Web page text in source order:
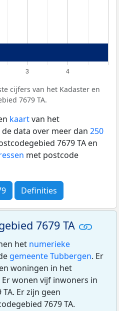
3 4
cijfers van het Kadaster en
7679 TA.
kaartvan het
data over meer dan 250
7679 TA en
met postcode
Definities
7679 TA
het numerieke
gemeente Tubbergen. Er
woningen in het
Er wonen vijf inwoners in
Er zijn geen
7679 TA.